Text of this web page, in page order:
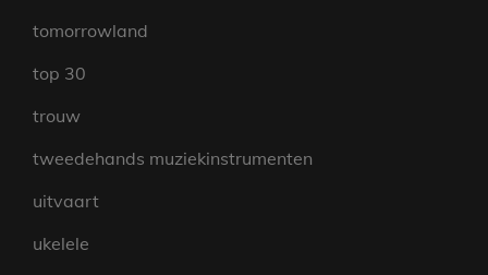
tomorrowland
top 30
trouw
tweedehands muziekinstrumenten
uitvaart
ukelele